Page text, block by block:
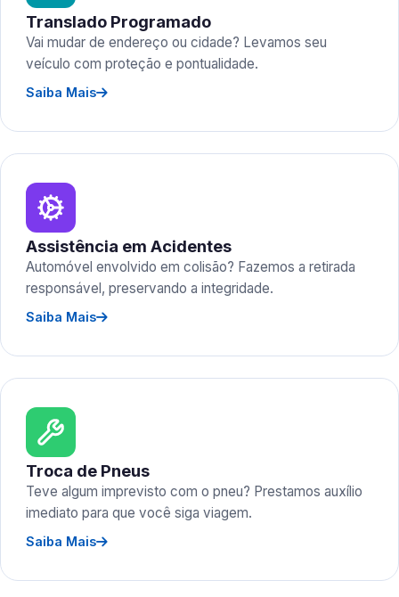
Translado Programado
Vai mudar de endereço ou cidade? Levamos seu
veículo com proteção e pontualidade.
Saiba Mais
Assistência em Acidentes
Automóvel envolvido em colisão? Fazemos a retirada
responsável, preservando a integridade.
Saiba Mais
Troca de Pneus
Teve algum imprevisto com o pneu? Prestamos auxílio
imediato para que você siga viagem.
Saiba Mais